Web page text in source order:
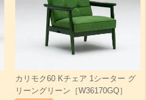
カリモク60 Kチェア 1シーター グ
リーングリーン［W36170GQ］